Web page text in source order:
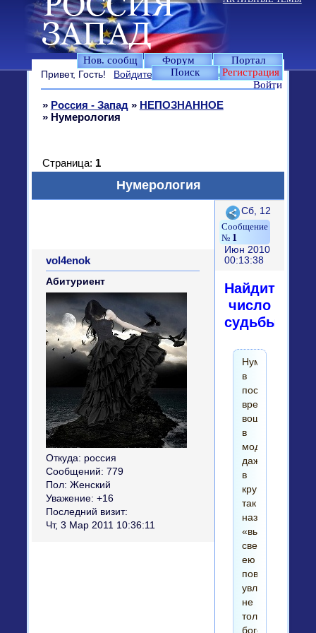
Нов. сообщ Форум
Портал
Поиск
Регистрация
Войти
Привет, Гость! Войдите илизарегистрируйтесь.
» Россия - Запад » НЕПОЗНАННОЕ
» Нумерология
Нумерология
Страница: 1
Поделиться
1
Сб, 12
Июн 2010
00:13:38
vol4enok
Абитуриент
Откуда: россия
Сообщений: 779
Пол: Женский
Уважение: +16
Последний визит:
Чт, 3 Мар 2011 10:36:11
Найдите
число
судьбы
Нумерология
в
последнее
время
вошла
в
моду
даже
в
кругах
так
называемого
«высшего
света»,
ею
повально
увлекается
не
только
богема,